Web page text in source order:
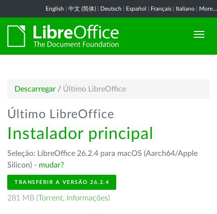
English 中文 (简体) Deutsch Español Français Italiano More...
Descarregar / Último LibreOffice
Último LibreOffice
Instalador principal
Seleção: LibreOffice 26.2.4 para macOS (Aarch64/Apple
Silicon) - mudar?
TRANSFERIR A VERSÃO 26.2.4
281 MB (Torrent, Informações)